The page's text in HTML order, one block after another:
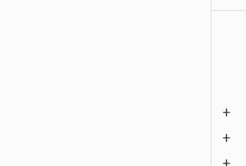
+
+